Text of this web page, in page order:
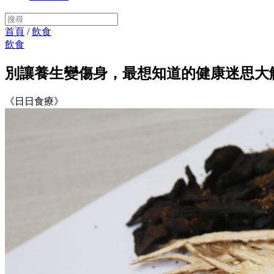
首頁 /飲食
飲食
別讓養生變傷身，最想知道的健康迷思大
《日日食療》